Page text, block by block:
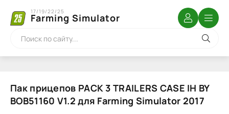
Farming Simulator
17/19/22/25
Пак прицепов PACK 3 TRAILERS CASE IH BY
BOB51160 V1.2 для Farming Simulator 2017